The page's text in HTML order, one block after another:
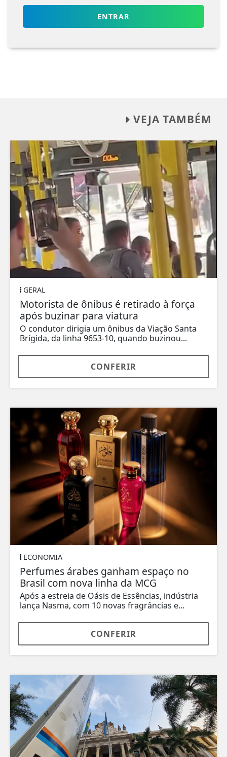
ENTRAR
VEJA TAMBÉM
GERAL
Motorista de ônibus é retirado à força
após buzinar para viatura
O condutor dirigia um ônibus da Viação Santa
Brígida, da linha 9653-10, quando buzinou...
CONFERIR
ECONOMIA
Perfumes árabes ganham espaço no
Brasil com nova linha da MCG
Após a estreia de Oásis de Essências, indústria
lança Nasma, com 10 novas fragrâncias e...
CONFERIR